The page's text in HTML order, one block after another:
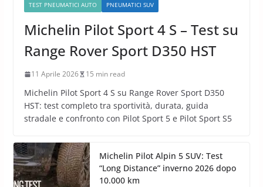
TEST PNEUMATICI AUTO PNEUMATICI SUV
Michelin Pilot Sport 4 S – Test su
Range Rover Sport D350 HST
11 Aprile 2026 15 min read
Michelin Pilot Sport 4 S su Range Rover Sport D350
HST: test completo tra sportività, durata, guida
stradale e confronto con Pilot Sport 5 e Pilot Sport S5
Michelin Pilot Alpin 5 SUV: Test
“Long Distance” inverno 2026 dopo
10.000 km